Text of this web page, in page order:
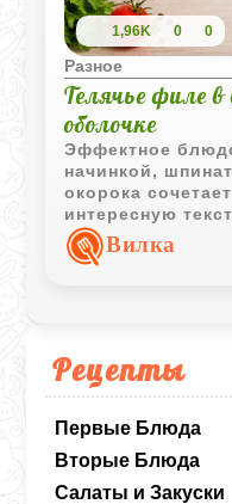
Рецепты
Первые Блюда
Вторые Блюда
Салаты и Закуски
1,96K 0 0
Разное
Телячье филе
оболочке
Эффектное
начинкой,
окорока
интересную
подходит как
так и для
Вилка